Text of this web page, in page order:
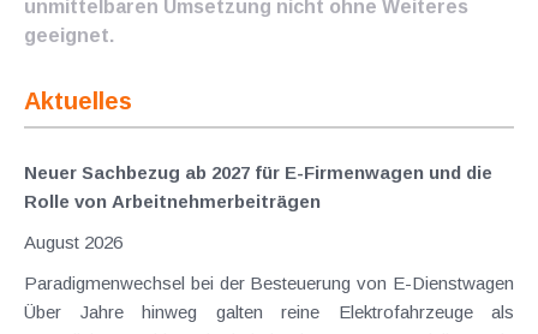
unmittelbaren Umsetzung nicht ohne Weiteres
geeignet.
Aktuelles
Neuer Sachbezug ab 2027 für E-Firmenwagen und die
Rolle von Arbeitnehmer​­beiträgen
August 2026
Paradigmenwechsel bei der Besteuerung von E-Dienstwagen
Über Jahre hinweg galten reine Elektrofahrzeuge als